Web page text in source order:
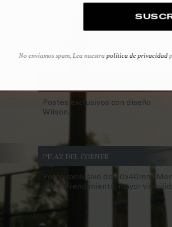
Postes exclusivos con diseño
Wilson.
PILAR DEL CORNER
Poste exclusivo de 40x40mm.
mismo rendimiento, mayor
No enviamos spam, Lea nuestra política de privacidad